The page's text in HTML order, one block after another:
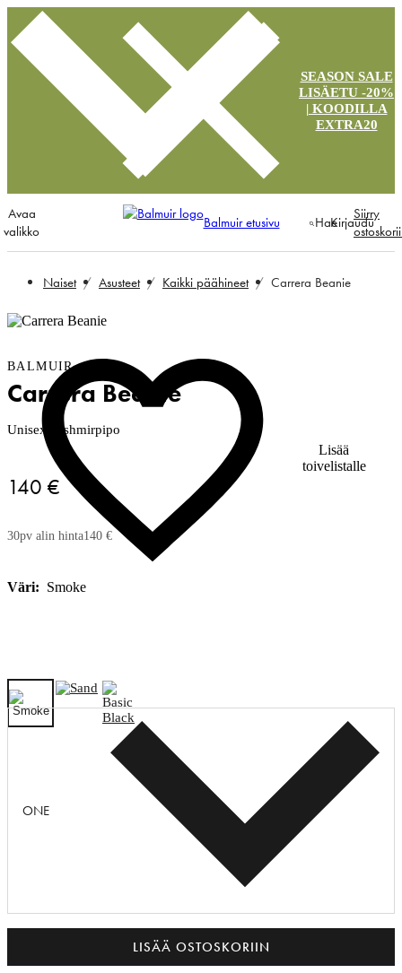
SEASON SALE
LISÄETU -20%
| KOODILLA
EXTRA20
Avaa
valikko
Balmuir etusivu HaeKirjaudu
Siirry
Naiset Asusteet Kaikki päähineet Carrera Beanie
Lisää
toivelistalle
BALMUIR
Carrera Beanie
Unisex kashmirpipo
140 €
30pv alin hinta140 €
Väri: Smoke
ONE
LISÄÄ OSTOSKORIIN